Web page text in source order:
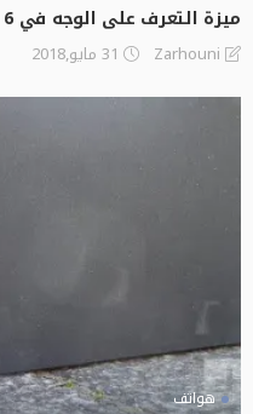
ميزة التعرف على الوجه في OnePlus 6 تُخدع بصورة مطبوعة!
Zarhouni 31 مايو,2018
هواتف